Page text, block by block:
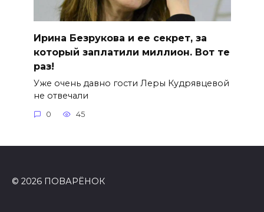
Ирина Безрукова и ее секрет, за
который заплатили миллион. Вот те
раз!
Уже очень давно гости Леры Кудрявцевой
не отвечали
0 45
© 2026 ПОВАРЁНОК